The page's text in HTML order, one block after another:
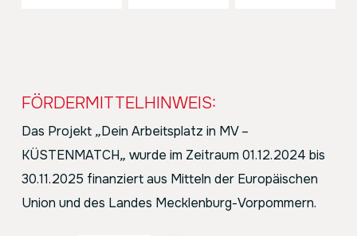
FÖRDERMITTELHINWEIS:
Das Projekt „Dein Arbeitsplatz in MV –
KÜSTENMATCH„ wurde im Zeitraum 01.12.2024 bis
30.11.2025 finanziert aus Mitteln der Europäischen
Union und des Landes Mecklenburg-Vorpommern.